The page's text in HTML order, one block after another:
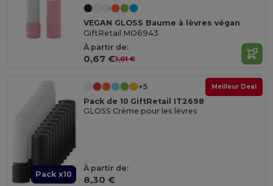
VEGAN GLOSS Baume à lèvres végan
GiftRetail MO6943
À partir de:
0,67 €1,01 €
Pack x10
Meilleur Deal
+5
Pack de 10 GiftRetail IT2698
GLOSS Crème pour les lèvres
À partir de:
8,30 €